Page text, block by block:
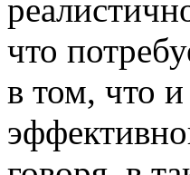
что
в том, что